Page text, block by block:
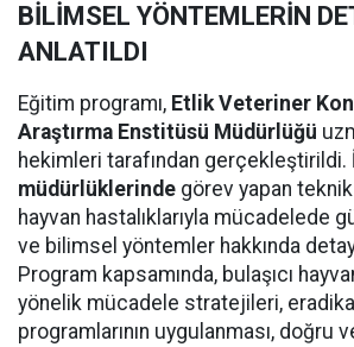
BİLİMSEL YÖNTEMLERİN
ANLATILDI
Eğitim programı, Etlik Veteriner
Araştırma Enstitüsü Müdürlüğü
hekimleri tarafından gerçekleştirildi.
müdürlüklerinde görev yapan
hayvan hastalıklarıyla mücadelede
ve bilimsel yöntemler hakkında
Program kapsamında, bulaşıcı
yönelik mücadele stratejileri,
programlarının uygulanması, doğru